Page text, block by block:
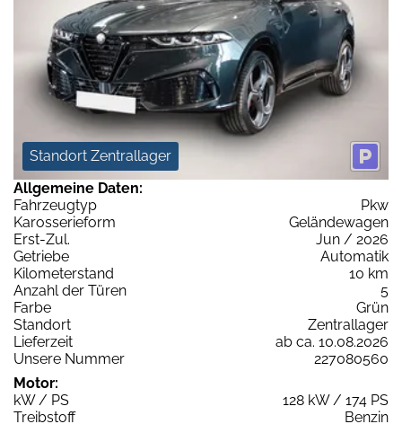
Standort Zentrallager
Allgemeine Daten:
Fahrzeugtyp
Pkw
Karosserieform
Geländewagen
Erst-Zul.
Jun / 2026
Getriebe
Automatik
Kilometerstand
10 km
Anzahl der Türen
5
Farbe
Grün
Standort
Zentrallager
Lieferzeit
ab ca. 10.08.2026
Unsere Nummer
227080560
Motor:
kW / PS
128 kW / 174 PS
Treibstoff
Benzin